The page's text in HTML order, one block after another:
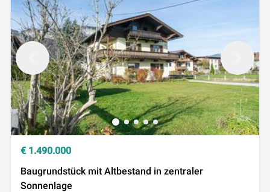
€ 1.490.000
Baugrundstück mit Altbestand in zentraler
Sonnenlage